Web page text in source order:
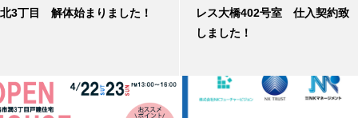
北3丁目 解体始まりました！
レス大橋402号室 仕入契約致
しました！